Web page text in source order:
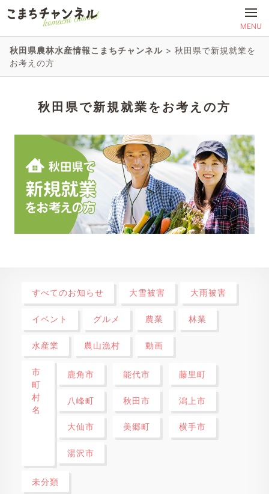
MENU
秋田県農林水産情報こまちチャンネル > 秋田県で新規就業を
お考えの方
秋田県で新規就業をお考えの方
すべてのお知らせ 大雪被害 大雨被害
イベント グルメ 農業 林業
水産業 農山漁村 動画
市
町
村
名
鹿角市 能代市 藤里町
八峰町 秋田市 潟上市
大仙市 美郷町 横手市
湯沢市
未分類